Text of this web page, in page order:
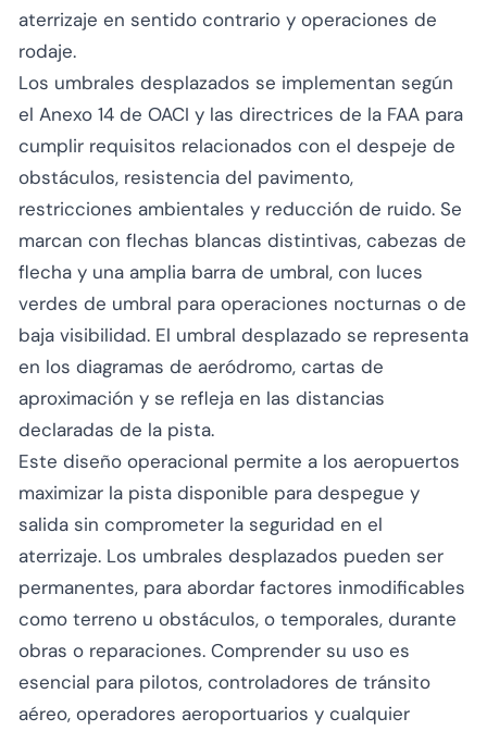
aterrizaje en sentido contrario y operaciones de
rodaje.
Los umbrales desplazados se implementan según
el Anexo 14 de OACI y las directrices de la FAA para
cumplir requisitos relacionados con el despeje de
obstáculos, resistencia del pavimento,
restricciones ambientales y reducción de ruido. Se
marcan con flechas blancas distintivas, cabezas de
flecha y una amplia barra de umbral, con luces
verdes de umbral para operaciones nocturnas o de
baja visibilidad. El umbral desplazado se representa
en los diagramas de aeródromo, cartas de
aproximación y se refleja en las distancias
declaradas de la pista.
Este diseño operacional permite a los aeropuertos
maximizar la pista disponible para despegue y
salida sin comprometer la seguridad en el
aterrizaje. Los umbrales desplazados pueden ser
permanentes, para abordar factores inmodificables
como terreno u obstáculos, o temporales, durante
obras o reparaciones. Comprender su uso es
esencial para pilotos, controladores de tránsito
aéreo, operadores aeroportuarios y cualquier